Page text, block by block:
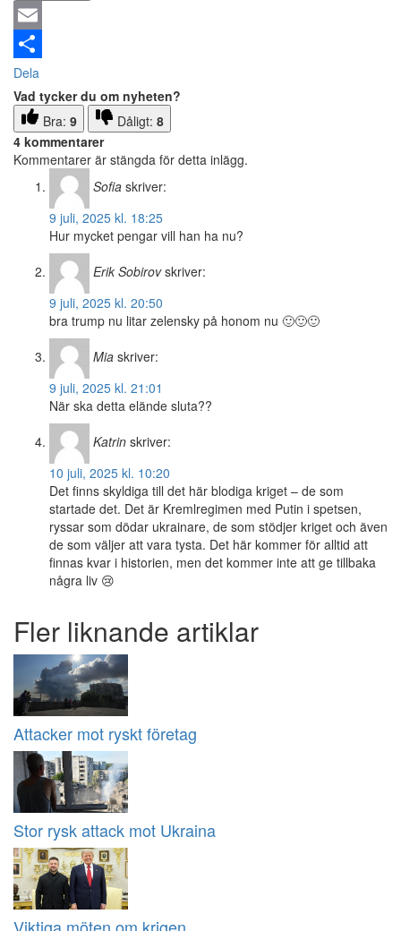
Email
Dela
Vad tycker du om nyheten?
Bra: 9 Dåligt: 8
4 kommentarer
Kommentarer är stängda för detta inlägg.
Sofia skriver:
9 juli, 2025 kl. 18:25
Hur mycket pengar vill han ha nu?
Erik Sobirov skriver:
9 juli, 2025 kl. 20:50
bra trump nu litar zelensky på honom nu 🙂🙂🙂
Mia skriver:
9 juli, 2025 kl. 21:01
När ska detta elände sluta??
Katrin skriver:
10 juli, 2025 kl. 10:20
Det finns skyldiga till det här blodiga kriget – de som
startade det. Det är Kremlregimen med Putin i spetsen,
ryssar som dödar ukrainare, de som stödjer kriget och även
de som väljer att vara tysta. Det här kommer för alltid att
finnas kvar i historien, men det kommer inte att ge tillbaka
några liv 😢
Fler liknande artiklar
Attacker mot ryskt företag
Stor rysk attack mot Ukraina